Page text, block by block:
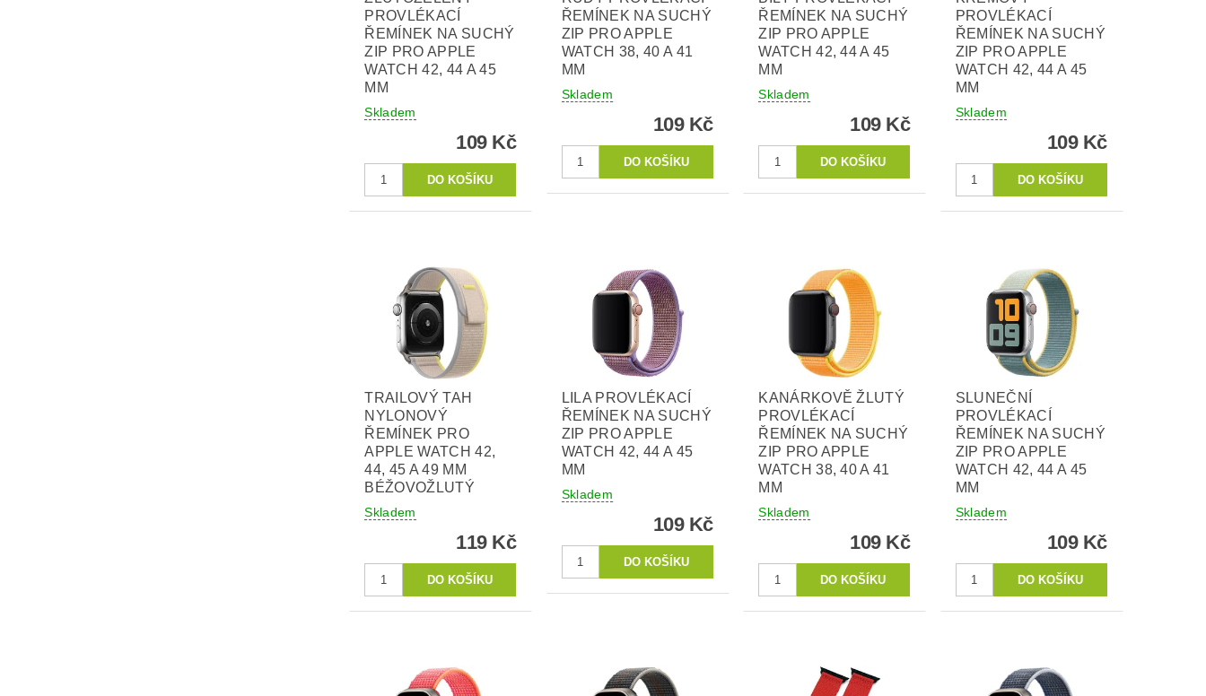
PROVLÉKACÍ
ŘEMÍNEK NA SUCHÝ
ZIP PRO APPLE
WATCH 42, 44 A 45
MM
Skladem
109 Kč
ŘEMÍNEK NA SUCHÝ
ZIP PRO APPLE
WATCH 38, 40 A 41
MM
Skladem
109 Kč
ŘEMÍNEK NA SUCHÝ
ZIP PRO APPLE
WATCH 42, 44 A 45
MM
Skladem
109 Kč
PROVLÉKACÍ
ŘEMÍNEK NA SUCHÝ
ZIP PRO APPLE
WATCH 42, 44 A 45
MM
Skladem
109 Kč
TRAILOVÝ TAH
NYLONOVÝ
ŘEMÍNEK PRO
APPLE WATCH 42,
44, 45 A 49 MM
BÉŽOVOŽLUTÝ
Skladem
119 Kč
LILA PROVLÉKACÍ
ŘEMÍNEK NA SUCHÝ
ZIP PRO APPLE
WATCH 42, 44 A 45
MM
Skladem
109 Kč
KANÁRKOVĚ ŽLUTÝ
PROVLÉKACÍ
ŘEMÍNEK NA SUCHÝ
ZIP PRO APPLE
WATCH 38, 40 A 41
MM
Skladem
109 Kč
SLUNEČNÍ
PROVLÉKACÍ
ŘEMÍNEK NA SUCHÝ
ZIP PRO APPLE
WATCH 42, 44 A 45
MM
Skladem
109 Kč